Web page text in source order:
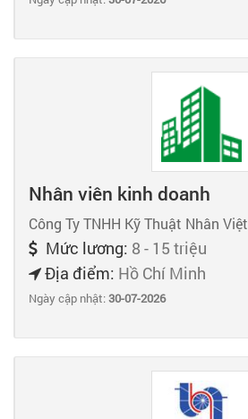
Nhân viên kinh doanh
Công Ty TNHH Kỹ Thuật Nhân Việt
Mức lương: 8 - 15 triệu
Địa điểm: Hồ Chí Minh
Ngày cập nhật:30-07-2026